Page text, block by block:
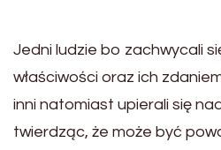
Jedni ludzie bo zachwycali
właściwości oraz ich
inni natomiast upierali się
twierdząc, że może być